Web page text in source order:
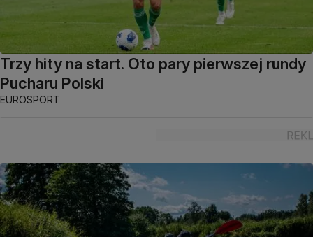
Trzy hity na start. Oto pary pierwszej rundy
Pucharu Polski
EUROSPORT